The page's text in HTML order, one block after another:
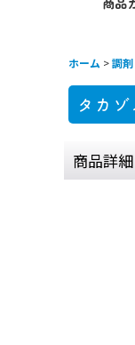
ホーム >調
タカ
商品詳細